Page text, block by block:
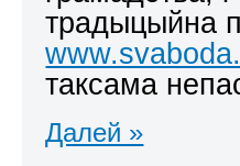
традыцыйна
таксама
Далей »